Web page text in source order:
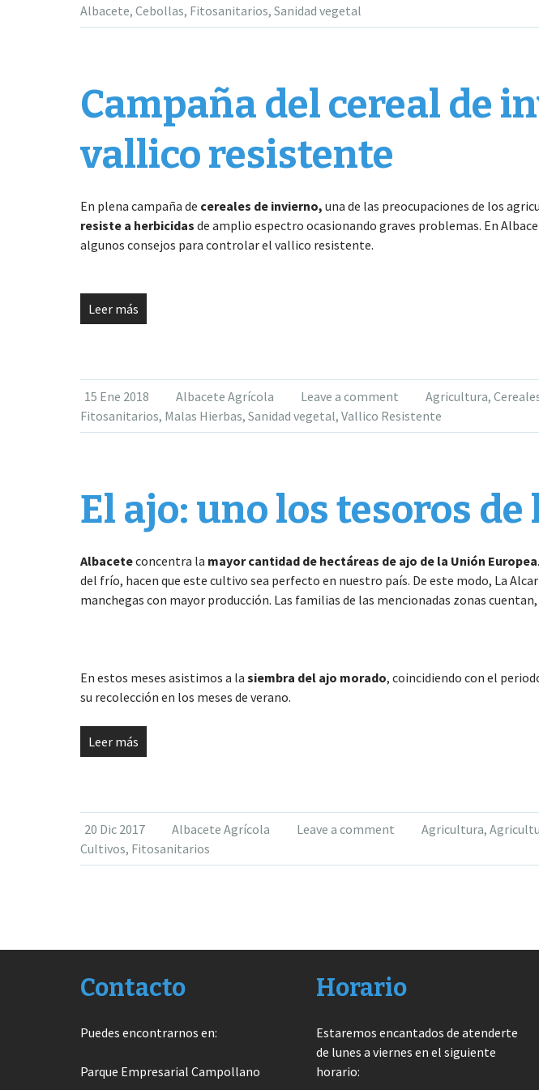
Albacete, Cebollas, Fitosanitarios, Sanidad vegetal
Campaña del cereal de
vallico resistente
En plena campaña de cereales de invierno, una de las preocupaciones de los
resiste a herbicidas de amplio espectro ocasionando graves problemas. En
algunos consejos para controlar el vallico resistente.
Leer más
15 Ene 2018 Albacete Agrícola Leave a comment Agricultura,
Fitosanitarios, Malas Hierbas, Sanidad vegetal, Vallico Resistente
El ajo: uno los tesoros
Albaceteconcentra la mayor cantidad de hectáreas de ajo de la Unión Europea
del frío, hacen que este cultivo sea perfecto en nuestro país. De este modo, La
manchegas con mayor producción. Las familias de las mencionadas zonas
En estos meses asistimos a la siembra del ajo morado, coincidiendo con el
su recolección en los meses de verano.
Leer más
20 Dic 2017 Albacete Agrícola Leave a comment Agricultura,
Cultivos, Fitosanitarios
Contacto
Puedes encontrarnos en:
Parque Empresarial Campollano
Horario
Estaremos encantados de atenderte
de lunes a viernes en el siguiente
horario: